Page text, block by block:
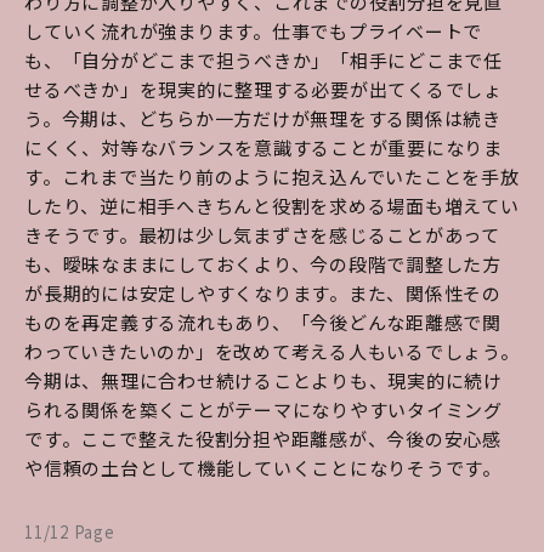
していく流れが強まります。仕事でもプライベートで
も、「自分がどこまで担うべきか」「相手にどこまで任
せるべきか」を現実的に整理する必要が出てくるでしょ
う。今期は、どちらか一方だけが無理をする関係は続き
にくく、対等なバランスを意識することが重要になりま
す。これまで当たり前のように抱え込んでいたことを手放
したり、逆に相手へきちんと役割を求める場面も増えてい
きそうです。最初は少し気まずさを感じることがあって
も、曖昧なままにしておくより、今の段階で調整した方
が長期的には安定しやすくなります。また、関係性その
ものを再定義する流れもあり、「今後どんな距離感で関
わっていきたいのか」を改めて考える人もいるでしょう。
今期は、無理に合わせ続けることよりも、現実的に続け
られる関係を築くことがテーマになりやすいタイミング
です。ここで整えた役割分担や距離感が、今後の安心感
や信頼の土台として機能していくことになりそうです。
11/12 Page